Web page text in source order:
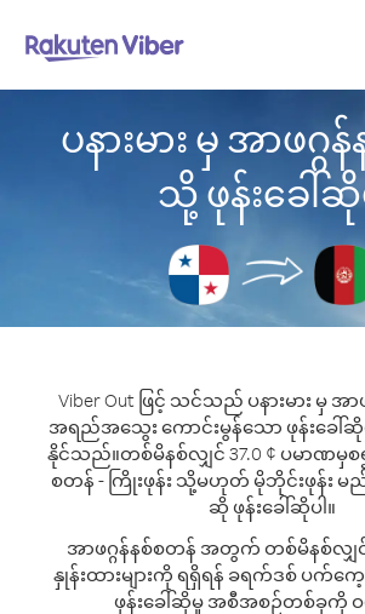
ပနားမား မှ အာဖဂ္
သို့ ဖုန်းခေါ်
Viber Out ဖြင့် သင်သည် ပနားမား မှ အ
အရည်အသွေး ကောင်းမွန်သော ဖုန်းခေါ်ဆို
နိုင်သည်။တစ်မိနစ်လျှင် 37.0 ¢ ပမာဏမှစ
စတန် - ကြိုးဖုန်း သို့မဟုတ် မိုဘိုင်းဖုန်း
ဆို ဖုန်းခေါ်ဆိုပါ။
အာဖဂ္ဂန်နစ်စတန် အတွက် တစ်မိနစ်လျှ
နှုန်းထားများကို ရရှိရန် ခရက်ဒစ် ပက်က
ဖုန်းခေါ်ဆိုမှု အစီအစဉ်တစ်ခုကို